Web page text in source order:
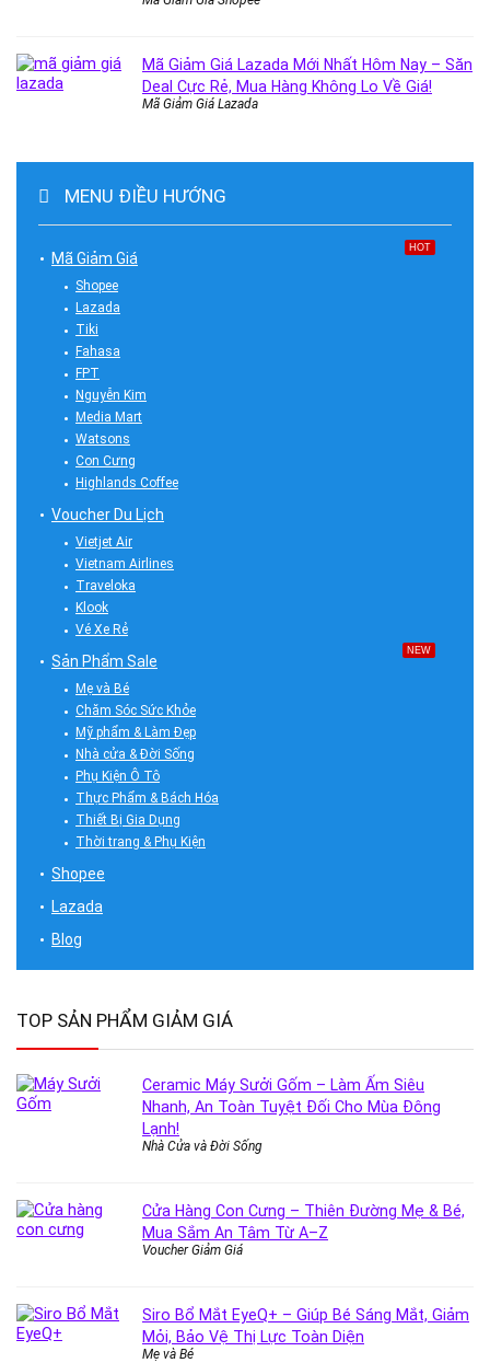
Mã Giảm Giá Lazada Mới Nhất Hôm Nay – Săn
Deal Cực Rẻ, Mua Hàng Không Lo Về Giá!
Mã Giảm Giá Lazada
MENU ĐIỀU HƯỚNG
Mã Giảm Giá
HOT
Shopee
Lazada
Tiki
Fahasa
FPT
Nguyễn Kim
Media Mart
Watsons
Con Cưng
Highlands Coffee
Voucher Du Lịch
Vietjet Air
Vietnam Airlines
Traveloka
Klook
Vé Xe Rẻ
Sản Phẩm Sale
NEW
Mẹ và Bé
Chăm Sóc Sức Khỏe
Mỹ phẩm & Làm Đẹp
Nhà cửa & Đời Sống
Phụ Kiện Ô Tô
Thực Phẩm & Bách Hóa
Thiết Bị Gia Dụng
Thời trang & Phụ Kiện
Shopee
Lazada
Blog
TOP SẢN PHẨM GIẢM GIÁ
Ceramic Máy Sưởi Gốm – Làm Ấm Siêu
Nhanh, An Toàn Tuyệt Đối Cho Mùa Đông
Lạnh!
Nhà Cửa và Đời Sống
Cửa Hàng Con Cưng – Thiên Đường Mẹ & Bé,
Mua Sắm An Tâm Từ A–Z
Voucher Giảm Giá
Siro Bổ Mắt EyeQ+ – Giúp Bé Sáng Mắt, Giảm
Mỏi, Bảo Vệ Thị Lực Toàn Diện
Mẹ và Bé